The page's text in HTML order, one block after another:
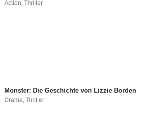
Action ,Thriller
Monster: Die Geschichte von Lizzie Borden
Drama,Thriller